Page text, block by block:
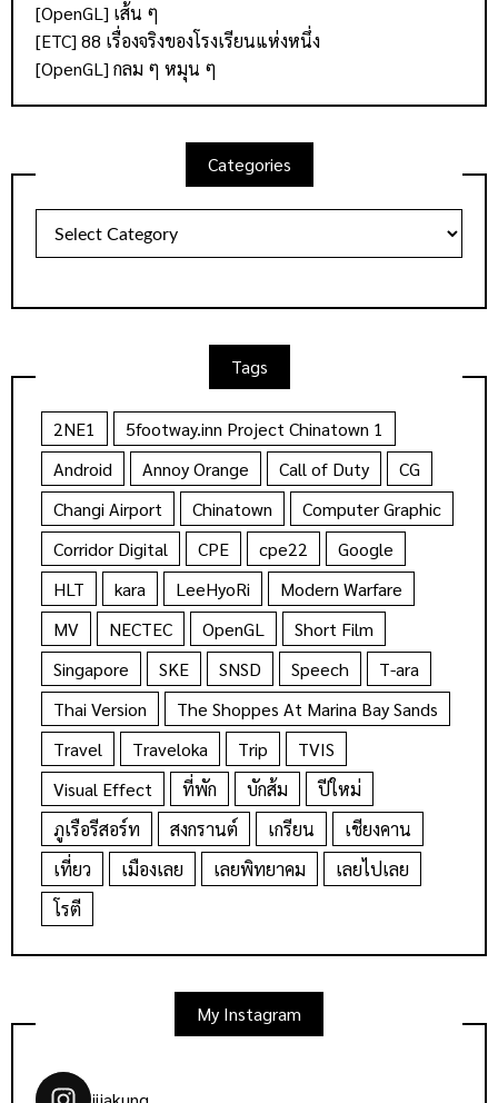
[OpenGL] เส้น ๆ
[ETC] 88 เรื่องจริงของโรงเรียนแห่งหนึ่ง
[OpenGL] กลม ๆ หมุน ๆ
Categories
Categories
Tags
2NE1
5footway.inn Project Chinatown 1
Android
Annoy Orange Call of Duty
CG
Changi Airport
Chinatown
Computer Graphic
Corridor Digital
CPE cpe22
Google
HLT
kara LeeHyoRi
Modern Warfare
MV
NECTEC OpenGL
Short Film
Singapore
SKE SNSD Speech
T-ara
Thai Version
The Shoppes At Marina Bay Sands
Travel
Traveloka Trip
TVIS
Visual Effect
ที่พัก บักส้ม
ปีใหม่
ภูเรือรีสอร์ท
สงกรานต์ เกรียน
เชียงคาน
เที่ยว
เมืองเลย เลยพิทยาคม
เลยไปเลย
โรตี
My Instagram